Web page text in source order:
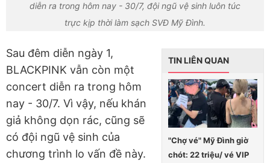
diễn ra trong hôm nay - 30/7, đội ngũ vệ sinh luôn túc
trực kịp thời làm sạch SVĐ Mỹ Đình.
TIN LIÊN QUAN
"Chợ vé" Mỹ Đình giờ
chót: 22 triệu/ vé VIP
Sau đêm diễn ngày 1,
BLACKPINK vẫn còn một
concert diễn ra trong hôm
nay - 30/7. Vì vậy, nếu khán
giả không dọn rác, cũng sẽ
có đội ngũ vệ sinh của
chương trình lo vấn đề này.